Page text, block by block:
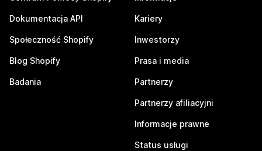
Dokumentacja API
Społeczność Shopify
Blog Shopify
Badania
Kariery
Inwestorzy
Prasa i media
Partnerzy
Partnerzy afiliacyjni
Informacje prawne
Status usługi